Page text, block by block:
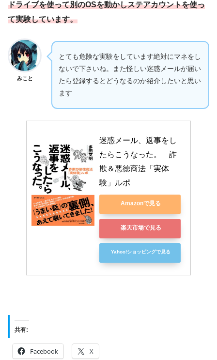
ドライブを使って別のOSを動かしステアカウントを使っ
て実験しています。
みこと
とても危険な実験をしています絶対にマネをし
ないで下さいね。また怪しい迷惑メールが届い
たら登録するとどうなるのか紹介したいと思い
ます
迷惑メール、返事をし
たらこうなった。　詐
欺＆悪徳商法「実体
験」ルポ
Amazonで見る
楽天市場で見る
Yahoo!ショッピングで見る
共有:
Facebook X